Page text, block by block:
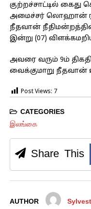
குற்றச்சாட்டில்
அமைச்சர் லொஹான்
நீதவான்
இன்று (07)
அவரை வரும் 9ம்
வைக்குமாறு நீதவான்
Post Views: 7
CATEGORIES
இலங்கை
Share This
AUTHOR